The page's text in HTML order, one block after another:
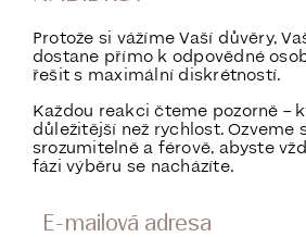
Protože si vážíme Vaší důvěry,
dostane přímo k odpovědné
řešit s maximální diskrétností.
Každou reakci čteme pozorně –
důležitější než rychlost. Ozveme
srozumitelně a férově, abyste
fázi výběru se nacházíte.
E-mailová adresa